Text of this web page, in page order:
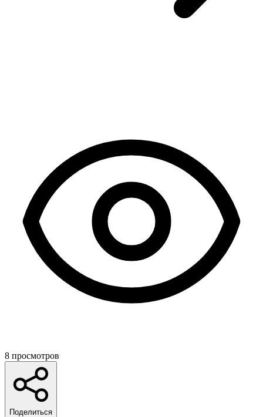
8 просмотров
Поделиться